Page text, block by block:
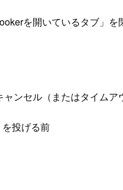
を開いているタブ」
ンセル（またはタイム
投げる前